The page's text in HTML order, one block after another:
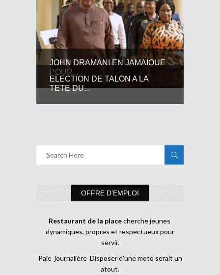
JOHN DRAMANI EN JAMAIQUE
POUR...
ELECTION DE TALON A LA
TETE DU...
OFFRE D’EMPLOI
Restaurant de la placecherche jeunes
dynamiques, propres et respectueux pour
servir.
Paie journalière Disposer d’une moto serait un
atout.